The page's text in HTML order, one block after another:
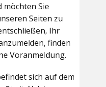
Sie
Seiten zu
Ihr
finden
Voranmeldung.
sich auf dem